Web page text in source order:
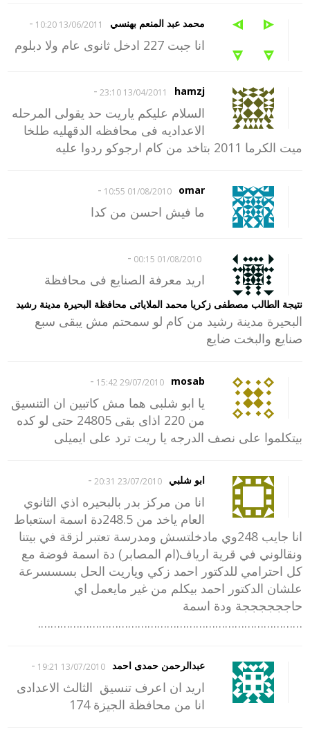
محمد عبد المنعم بهنسي 13/06/2011 10:20
-
انا جبت 227 ادخل ثانوى عام ولا دبلوم
hamzj
13/04/2011 23:10
-
السلام عليكم ياريت حد يقولى المرحله
الاعداديه فى محافظه الدقهليه طلخا
ميت الكرما 2011 بتاخد من كام ارجوكو ردوا عليه
omar
01/08/2010 10:55
-
ما فيش احسن من كدا
نتيجة الطالب مصطفى زكريا محمد الملاياتى محافظة البحيرة مدينة رشيد
01/08/2010 00:15
-
اريد معرفة الصنايع فى محافظة
البحيرة مدينة رشيد من كام لو سمحتم مش يبقى سبع
صنايع والبخت ضايع
mosab
29/07/2010 15:42
-
يا ابو شلبى هما مش كاتبين ان التنسيق
من 220 اذاى بقى 24805 حتى لو كده
بيتكلموا على نصف الدرجه يا ريت ترد على ايميلى
ابو شلبي 23/07/2010 20:31
-
انا من مركز بدر بالبحيره اذي الثانوي
العام ياخد من 248.5دة اسمة استعباط
انا جايب 248وي مادخلتسش ومدرسة تعتبر لزقة في بيتنا
ونقالوني في قرية ارياف(ام المصابر) دة اسمة فوضة مع
كل احترامي للدكتور احمد زكي وياريت الحل بسسسرعة
علشان الدكتور احمد بيكلم من غير مايعمل اي
حاججججججة ودة اسمة
……………………………………………………………………….
عبدالرحمن حمدى احمد 13/07/2010 19:21
-
اريد ان اعرف تنسيق الثالث الاعدادى
انا من محافظة الجيزة 174